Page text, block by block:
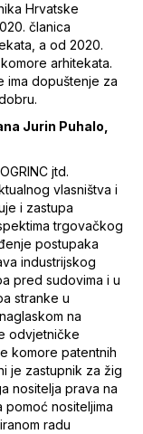
Hrvatske
članica
a od 2020.
arhitekata.
ima dopuštenje za
Jurin Puhalo,
jtd.
vlasništva i
i zastupa
trgovačkog
postupaka
industrijskog
pred sudovima i u
stranke u
na
odvjetničke
komore patentnih
je zastupnik za žig
nositelja prava na
pomoć nositeljima
radu